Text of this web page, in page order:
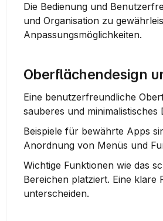
Die Bedienung und
und Organisation zu
Anpassungsmöglichkeiten.
Oberflächendesign
sauberes und minimalistisches
Beispiele für bewährte Apps
Anordnung von Menüs und
Wichtige Funktionen wie das
Bereichen platziert. Eine klare
unterscheiden.